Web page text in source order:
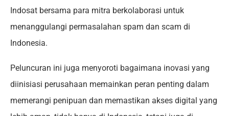
Indosat bersama para mitra berkolaborasi untuk
menanggulangi permasalahan spam dan scam di
Indonesia.
Peluncuran ini juga menyoroti bagaimana inovasi yang
diinisiasi perusahaan memainkan peran penting dalam
memerangi penipuan dan memastikan akses digital yang